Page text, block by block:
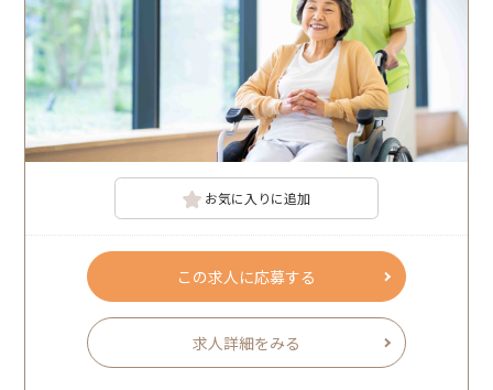
お気に入りに追加
この求人に応募する
求人詳細をみる